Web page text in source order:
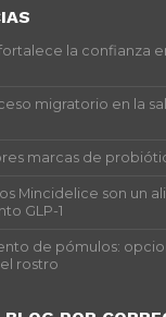
la confianza
migratorio en la
marcas de
Mincidelice son un
GLP-1
de pómulos:
rostro